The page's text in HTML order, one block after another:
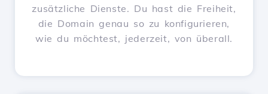
zusätzliche Dienste. Du hast die Freiheit,
die Domain genau so zu konfigurieren,
wie du möchtest, jederzeit, von überall.